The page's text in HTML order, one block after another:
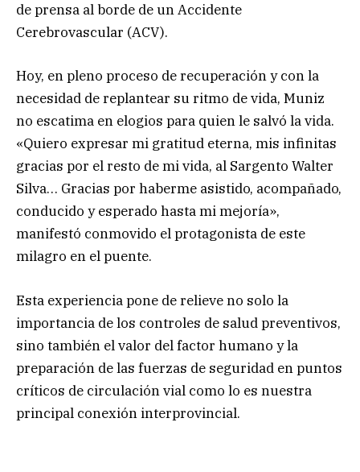
de prensa al borde de un Accidente
Cerebrovascular (ACV).
Hoy, en pleno proceso de recuperación y con la
necesidad de replantear su ritmo de vida, Muniz
no escatima en elogios para quien le salvó la vida.
«Quiero expresar mi gratitud eterna, mis infinitas
gracias por el resto de mi vida, al Sargento Walter
Silva… Gracias por haberme asistido, acompañado,
conducido y esperado hasta mi mejoría»,
manifestó conmovido el protagonista de este
milagro en el puente.
Esta experiencia pone de relieve no solo la
importancia de los controles de salud preventivos,
sino también el valor del factor humano y la
preparación de las fuerzas de seguridad en puntos
críticos de circulación vial como lo es nuestra
principal conexión interprovincial.